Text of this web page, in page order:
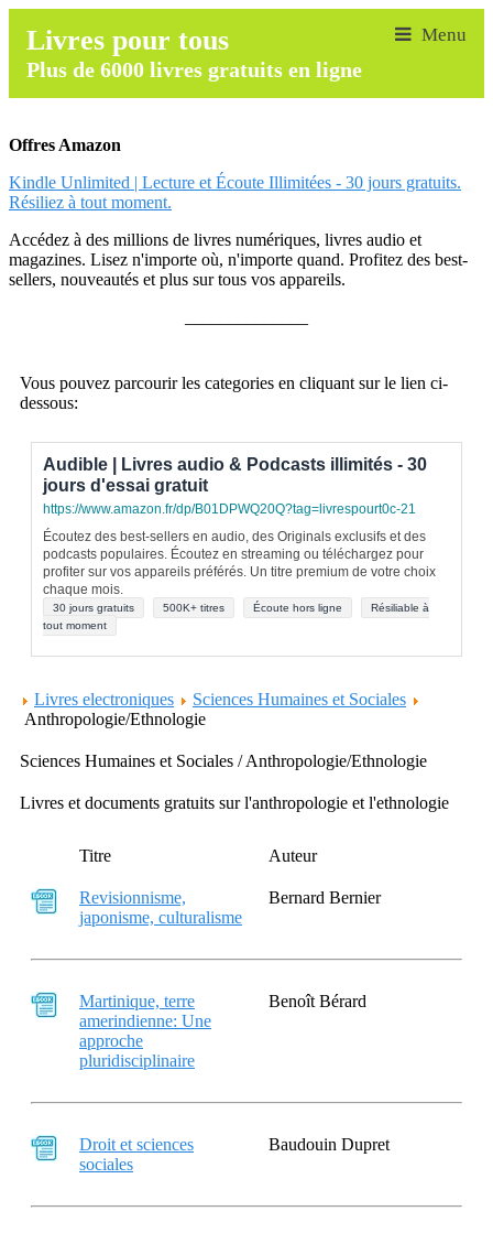
Livres pour tous
Plus de 6000 livres gratuits en ligne
Offres Amazon
Kindle Unlimited | Lecture et Écoute Illimitées - 30 jours gratuits.
Résiliez à tout moment.
Accédez à des millions de livres numériques, livres audio et
magazines. Lisez n'importe où, n'importe quand. Profitez des best-
sellers, nouveautés et plus sur tous vos appareils.
Vous pouvez parcourir les categories en cliquant sur le lien ci-
dessous:
Audible | Livres audio & Podcasts illimités - 30
jours d'essai gratuit
https://www.amazon.fr/dp/B01DPWQ20Q?tag=livrespourt0c-21
Écoutez des best-sellers en audio, des Originals exclusifs et des
podcasts populaires. Écoutez en streaming ou téléchargez pour
profiter sur vos appareils préférés. Un titre premium de votre choix
chaque mois.
30 jours gratuits 500K+ titres Écoute hors ligne
Résiliable à
tout moment
Livres electroniques
Sciences Humaines et Sociales
Anthropologie/Ethnologie
Sciences Humaines et Sociales / Anthropologie/Ethnologie
Livres et documents gratuits sur l'anthropologie et l'ethnologie
Titre Auteur
Revisionnisme,
japonisme, culturalisme
Bernard Bernier
Martinique, terre
amerindienne: Une
approche
pluridisciplinaire
Benoît Bérard
Droit et sciences
sociales
Baudouin Dupret